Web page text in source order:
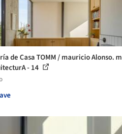
de Casa TOMM / mauricio Alonso. m
- 14